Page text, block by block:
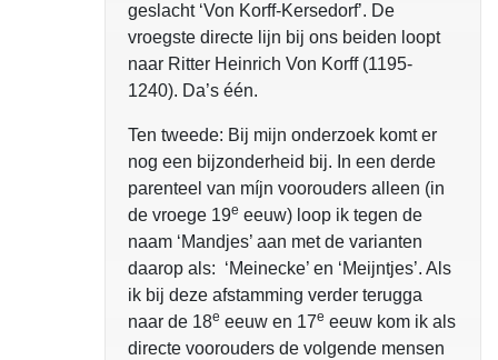
geslacht ‘Von Korff-Kersedorf’. De
vroegste directe lijn bij ons beiden loopt
naar Ritter Heinrich Von Korff (1195-
1240). Da’s één.
Ten tweede: Bij mijn onderzoek komt er
nog een bijzonderheid bij. In een derde
parenteel van míjn voorouders alleen (in
de vroege 19e eeuw) loop ik tegen de
naam ‘Mandjes’ aan met de varianten
daarop als: ‘Meinecke’ en ‘Meijntjes’. Als
ik bij deze afstamming verder terugga
naar de 18e eeuw en 17e eeuw kom ik als
directe voorouders de volgende mensen